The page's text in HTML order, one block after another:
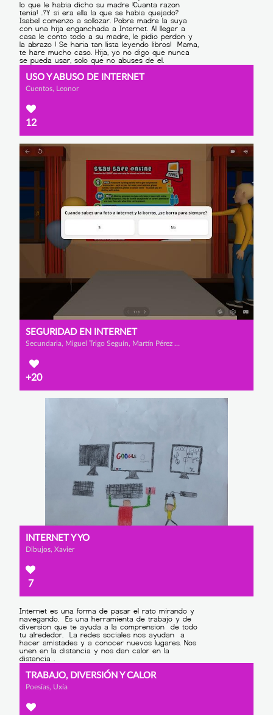
USO Y ABUSO DE INTERNET
Cuentos, Leonor
12
SEGURIDAD EN INTERNET
Secundaria, Miguel Trigo Seguín, Martín Pérez Domínguez y Iago Caneda Borrajo
+20
INTERNET Y YO
Dibujos, Xavier
7
TRABAJO, DIVERSIÓN Y CALOR
Poesías, Uxía